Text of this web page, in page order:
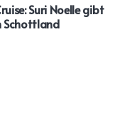
Suri Noelle gibt
Schottland